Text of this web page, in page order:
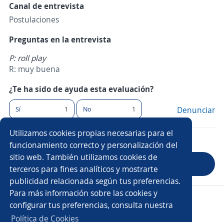
Canal de entrevista
Postulaciones
Preguntas en la entrevista
P: roll play
R: muy buena
¿Te ha sido de ayuda esta evaluación?
Sí 1 No 1 Denunciar
Anterior Siguiente
Copyright 2014 - 2026 DGNET LTD.
/
Utilizamos cookies propias necesarias para el
funcionamiento correcto y personalización del
sitio web. También utilizamos cookies de
terceros para fines analíticos y mostrarte
publicidad relacionada según tus preferencias.
Para más información sobre las cookies y
configurar tus preferencias, consulta nuestra
Política de Cookies